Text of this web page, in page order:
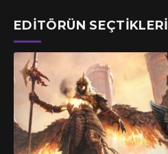
EDITÖRÜN SEÇTIKLERI